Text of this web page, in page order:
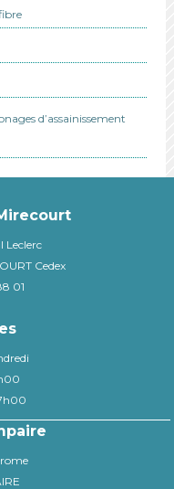
d’assainissement
Leclerc
Cedex
01